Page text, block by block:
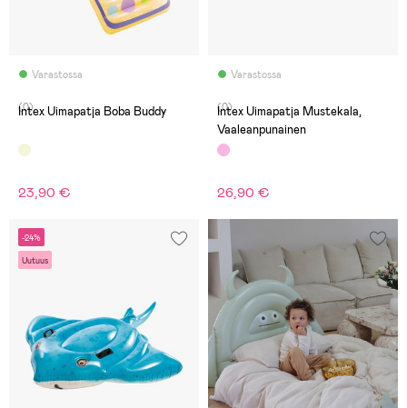
Varastossa
(0)
Intex Uimapatja Boba Buddy
23,90 €
Varastossa
(0)
Intex Uimapatja Mustekala,
Vaaleanpunainen
26,90 €
-24%
Uutuus